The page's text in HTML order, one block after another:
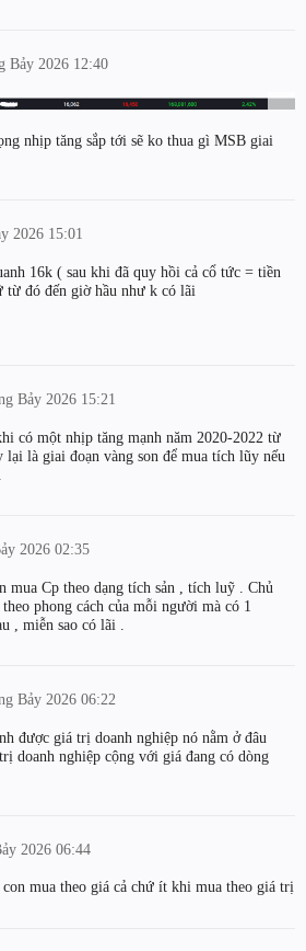
Bảy 2026 12:40
nhịp tăng sắp tới sẽ ko thua gì MSB giai
2026 15:01
16k ( sau khi đã quy hồi cả cổ tức = tiền
từ đó đến giờ hầu như k có lãi
Bảy 2026 15:21
có một nhịp tăng mạnh năm 2020-2022 từ
là giai đoạn vàng son để mua tích lũy nếu
2026 02:35
mua Cp theo dạng tích sản , tích luỹ . Chủ
phong cách của mỗi người mà có 1
, miễn sao có lãi .
Bảy 2026 06:22
được giá trị doanh nghiệp nó nằm ở đâu
doanh nghiệp cộng với giá đang có dòng
2026 06:44
mua theo giá cả chứ ít khi mua theo giá trị